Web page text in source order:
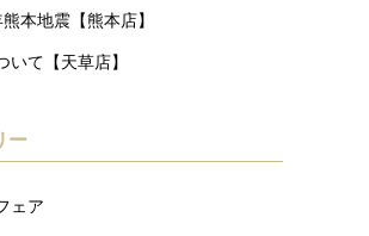
本地震【熊本店】
いて【天草店】
ー
ェア